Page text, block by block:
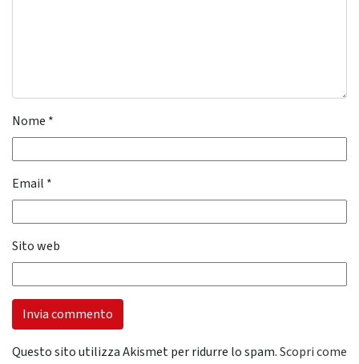
Nome *
Email *
Sito web
Questo sito utilizza Akismet per ridurre lo spam.Scopri come